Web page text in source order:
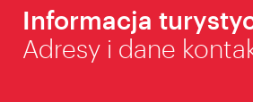
Informacja
Adresy i dane